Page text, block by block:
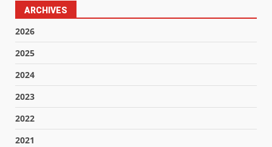
ARCHIVES
2026
2025
2024
2023
2022
2021